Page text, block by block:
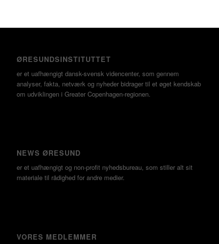
ØRESUNDSINSTITUTTET
er et uafhængigt dansk-svensk videncenter, som gennem
analyser, fakta, netværk og nyheder bidrager til et øget kendskab
om udviklingen i Greater Copenhagen-regionen.
NEWS ØRESUND
er et uafhængigt og non-profit nyhedsbureau, som stiller alt sit
materiale til rådighed for andre medier.
VORES MEDLEMMER